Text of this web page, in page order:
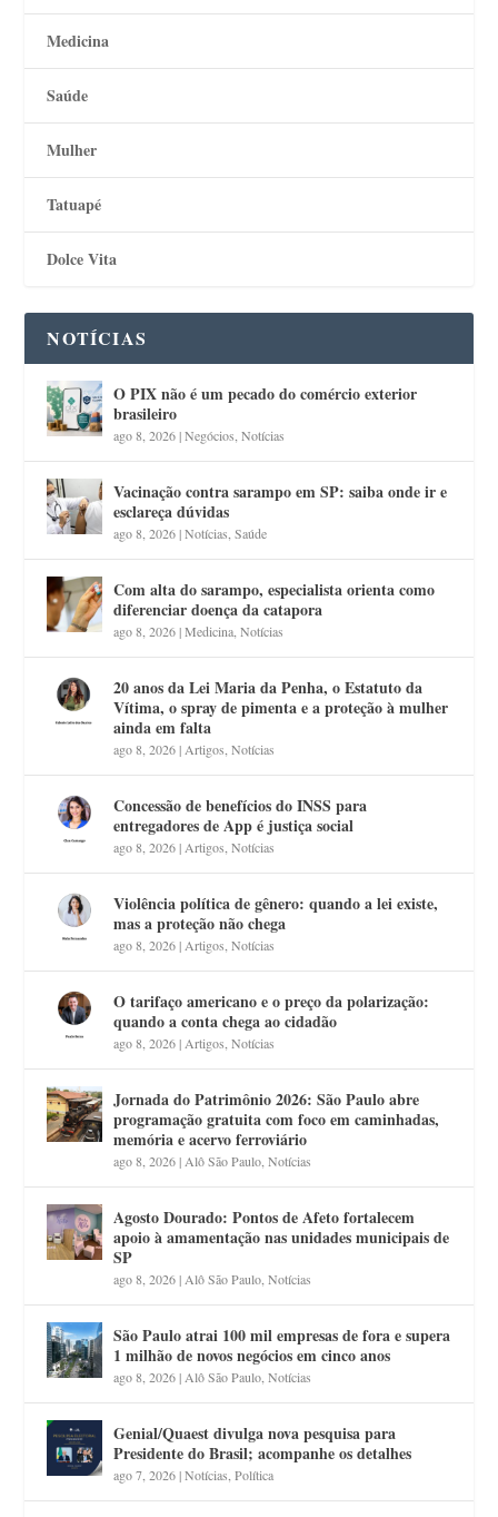
Medicina
Saúde
Mulher
Tatuapé
Dolce Vita
NOTÍCIAS
O PIX não é um pecado do comércio exterior
brasileiro
ago 8, 2026|Negócios ,Notícias
Vacinação contra sarampo em SP: saiba onde ir e
esclareça dúvidas
ago 8, 2026|Notícias ,Saúde
Com alta do sarampo, especialista orienta como
diferenciar doença da catapora
ago 8, 2026|Medicina ,Notícias
20 anos da Lei Maria da Penha, o Estatuto da
Vítima, o spray de pimenta e a proteção à mulher
ainda em falta
ago 8, 2026| Artigos ,Notícias
Concessão de benefícios do INSS para
entregadores de App é justiça social
ago 8, 2026| Artigos ,Notícias
Violência política de gênero: quando a lei existe,
mas a proteção não chega
ago 8, 2026| Artigos ,Notícias
O tarifaço americano e o preço da polarização:
quando a conta chega ao cidadão
ago 8, 2026| Artigos ,Notícias
Jornada do Patrimônio 2026: São Paulo abre
programação gratuita com foco em caminhadas,
memória e acervo ferroviário
ago 8, 2026| Alô São Paulo ,Notícias
Agosto Dourado: Pontos de Afeto fortalecem
apoio à amamentação nas unidades municipais de
SP
ago 8, 2026| Alô São Paulo ,Notícias
São Paulo atrai 100 mil empresas de fora e supera
1 milhão de novos negócios em cinco anos
ago 8, 2026| Alô São Paulo ,Notícias
Genial/Quaest divulga nova pesquisa para
Presidente do Brasil; acompanhe os detalhes
ago 7, 2026|Notícias ,Política